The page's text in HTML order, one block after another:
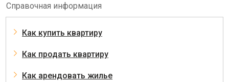
Справочная информация
Как купить квартиру
Как продать квартиру
Как арендовать жилье